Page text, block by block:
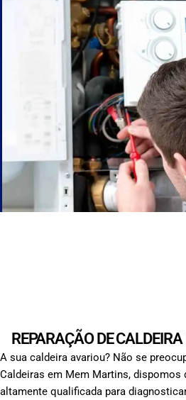
REPARAÇÃO DE
A sua caldeira avariou? Não se
Caldeiras em Mem Martins, dispomos
altamente qualificada para